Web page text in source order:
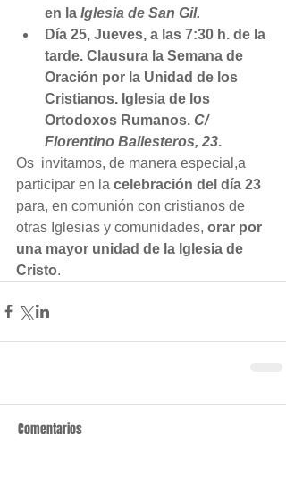
en la Iglesia de San Gil.
Día 25, Jueves, a las 7:30 h. de la
tarde. Clausura la Semana de
Oración por la Unidad de los
Cristianos. Iglesia de los
Ortodoxos Rumanos. C/
Florentino Ballesteros, 23.
Os  invitamos, de manera especial,a
participar en la celebración del día 23
para, en comunión con cristianos de
otras Iglesias y comunidades, orar por
una mayor unidad de la Iglesia de
Cristo.
Comentarios